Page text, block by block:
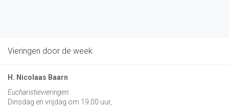
Vieringen door de week
H. Nicolaas Baarn
Eucharistievieringen:
Dinsdag en vrijdag om 19.00 uur,